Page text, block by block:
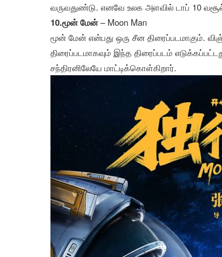
வருவதுண்டு. எனவே உலக அளவில் டாப் 10
10.மூன் மேன்– Moon Man
மூன் மேன் என்பது ஒரு சீன திரைப்படமாகும்.
திரைப்படமாகவும் இந்த திரைப்படம்
சந்திரனிலேயே மாட்டிக்கொள்கிறார்.